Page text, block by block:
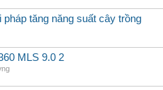
pháp tăng năng suất cây trồng
MLS 9.0 2